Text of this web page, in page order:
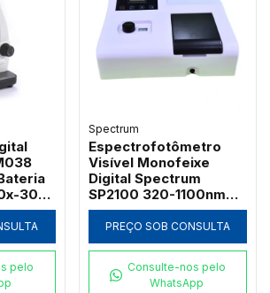
300x
pelo
Spectrum
Espectrofotômetro
Visível Monofeixe
Digital Spectrum
SP2100 320-1100nm
com Suporte 4
Cubetas de 50mm e
Software PC
PREÇO SOB CONSULTA
Consulte-nos pelo
WhatsApp